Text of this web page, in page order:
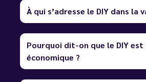
À qui s’adresse le DIY dans la
Pourquoi dit-on que le DIY est
économique ?